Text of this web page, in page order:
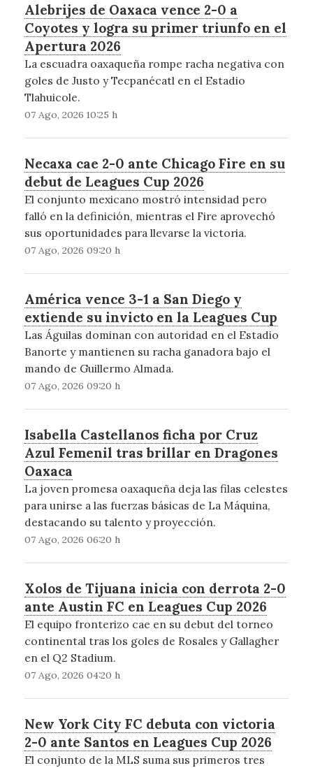
Alebrijes de Oaxaca vence 2-0 a
Coyotes y logra su primer triunfo en el
Apertura 2026
La escuadra oaxaqueña rompe racha negativa con
goles de Justo y Tecpanécatl en el Estadio
Tlahuicole.
07 Ago, 2026 10:25 h
Necaxa cae 2-0 ante Chicago Fire en su
debut de Leagues Cup 2026
El conjunto mexicano mostró intensidad pero
falló en la definición, mientras el Fire aprovechó
sus oportunidades para llevarse la victoria.
07 Ago, 2026 09:20 h
América vence 3-1 a San Diego y
extiende su invicto en la Leagues Cup
Las Águilas dominan con autoridad en el Estadio
Banorte y mantienen su racha ganadora bajo el
mando de Guillermo Almada.
07 Ago, 2026 09:20 h
Isabella Castellanos ficha por Cruz
Azul Femenil tras brillar en Dragones
Oaxaca
La joven promesa oaxaqueña deja las filas celestes
para unirse a las fuerzas básicas de La Máquina,
destacando su talento y proyección.
07 Ago, 2026 06:20 h
Xolos de Tijuana inicia con derrota 2-0
ante Austin FC en Leagues Cup 2026
El equipo fronterizo cae en su debut del torneo
continental tras los goles de Rosales y Gallagher
en el Q2 Stadium.
07 Ago, 2026 04:20 h
New York City FC debuta con victoria
2-0 ante Santos en Leagues Cup 2026
El conjunto de la MLS suma sus primeros tres